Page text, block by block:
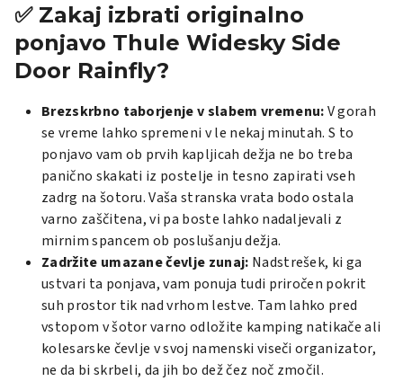
✅ Zakaj izbrati originalno
ponjavo Thule Widesky Side
Door Rainfly?
Brezskrbno taborjenje v slabem vremenu:V gorah
se vreme lahko spremeni v le nekaj minutah. S to
ponjavo vam ob prvih kapljicah dežja ne bo treba
panično skakati iz postelje in tesno zapirati vseh
zadrg na šotoru. Vaša stranska vrata bodo ostala
varno zaščitena, vi pa boste lahko nadaljevali z
mirnim spancem ob poslušanju dežja.
Zadržite umazane čevlje zunaj: Nadstrešek, ki ga
ustvari ta ponjava, vam ponuja tudi priročen pokrit
suh prostor tik nad vrhom lestve. Tam lahko pred
vstopom v šotor varno odložite kamping natikače ali
kolesarske čevlje v svoj namenski viseči organizator,
ne da bi skrbeli, da jih bo dež čez noč zmočil.